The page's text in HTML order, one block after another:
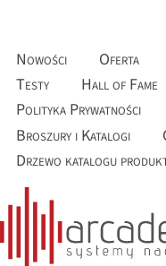
Nowości Oferta
Testy
Hall of Fame
Polityka Prywatności
Broszury i Katalogi
Drzewo katalogu